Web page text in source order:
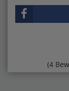
(4